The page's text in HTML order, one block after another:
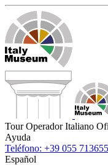
Tour Operador Italiano
Ayuda
Teléfono: +39 055 713655
Español